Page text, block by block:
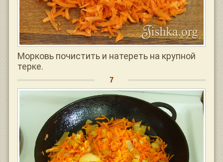
Морковь почистить и натереть на крупной
терке.